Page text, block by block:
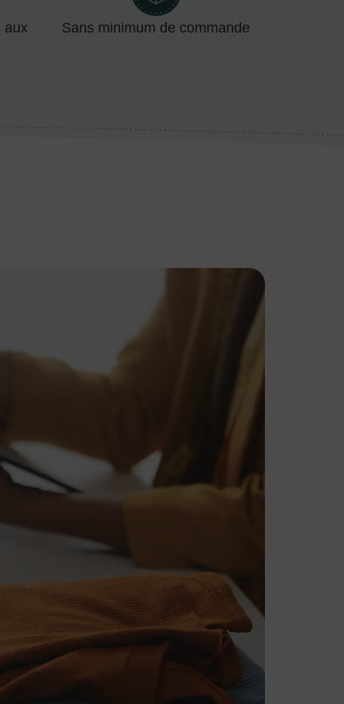
aux
Sans minimum de commande